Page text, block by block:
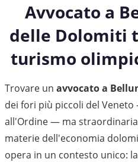
Avvocato a
delle Dolomiti
turismo
Trovare un avvocato a
dei fori più piccoli del
all'Ordine — ma
materie dell'economia
opera in un contesto unico: